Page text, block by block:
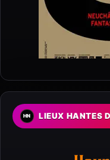
LIEUX HANTES